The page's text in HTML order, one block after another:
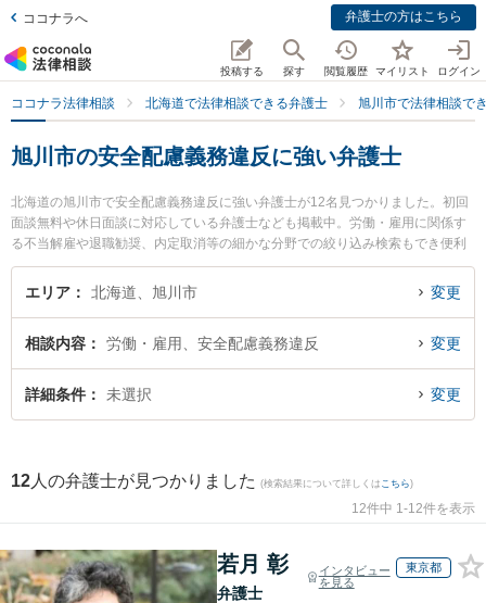
ココナラへ 弁護士の方はこちら
投稿する 探す 閲覧履歴 マイリスト ログイン
ココナラ法律相談 北海道で法律相談できる弁護士 旭川市で法律相談で
旭川市の安全配慮義務違反に強い弁護士
北海道の旭川市で安全配慮義務違反に強い弁護士が12名見つかりました。初回
面談無料や休日面談に対応している弁護士なども掲載中。労働・雇用に関係す
る不当解雇や退職勧奨、内定取消等の細かな分野での絞り込み検索もでき便利
です。特に旭川つばさ法律事務所の佐藤 達哉弁護士やラフター法律事務所の小
田桐 誠弁護士、あさひかわ法律事務所の東 明香弁護士のプロフィール情報や弁
反のトラブル解決の実績豊富な近くの弁護士を検索したい』『初回相談無料で
安全配慮義務違反を法律相談できる旭川市内の弁護士に相談予約したい』など
でお困りの相談者さんにおすすめです。
エリア 北海道、旭川市 変更
相談内容 労働・雇用、安全配慮義務違反 変更
詳細条件 未選択 変更
12 人の弁護士が見つかりました (検索結果について詳しくは こちら)
12件中 1-12件を表示
若月 彰
弁護士
インタビュー
を見る
東京都